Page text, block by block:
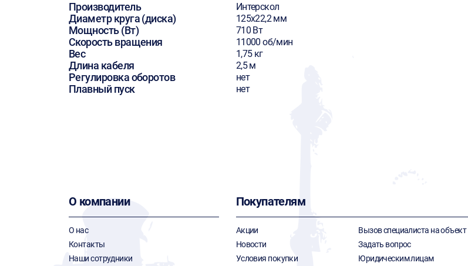
Производитель Интерскол
Диаметр круга (диска) 125х22,2 мм
Мощность (Вт) 710 Вт
Скорость вращения 11000 об/мин
Вес 1,75 кг
Длина кабеля 2,5 м
Регулировка оборотов нет
Плавный пуск нет
О компании
О нас
Контакты
Наши сотрудники
Покупателям
Акции
Новости
Условия покупки
Вызов специалиста на объект
Задать вопрос
Юридическим лицам